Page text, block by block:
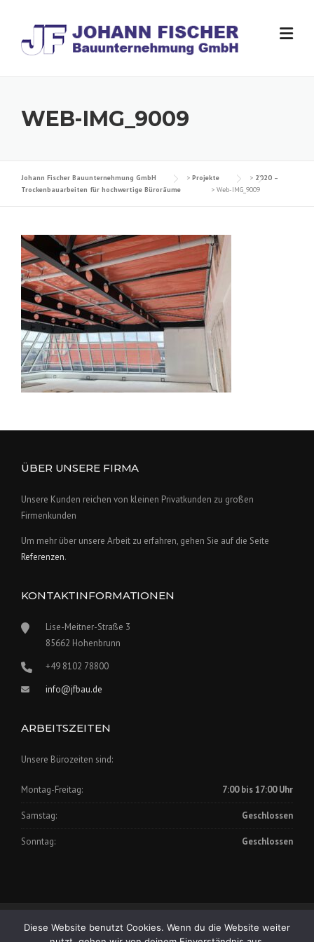
content
WEB-IMG_9009
Johann Fischer Bauunternehmung GmbH > Projekte > 2020 –
Trockenbauarbeiten für hochwertige Büroräume
> Web-IMG_9009
ÜBER UNSERE FIRMA
Unsere Kunden reichen von kleinen Privatkunden zu großen
Firmenkunden
Um mehr über unsere Arbeit zu erfahren, gehen Sie auf die Seite
Referenzen.
KONTAKTINFORMATIONEN
Lise-Meitner-Straße 3
85662 Hohenbrunn
+49 8102 78800
info@jfbau.de
ARBEITSZEITEN
Unsere Bürozeiten sind:
Montag-Freitag: 7:00 bis 17:00 Uhr
Samstag: Geschlossen
Sonntag: Geschlossen
Impressum|Datenschutz
Diese Website benutzt Cookies. Wenn du die Website weiter